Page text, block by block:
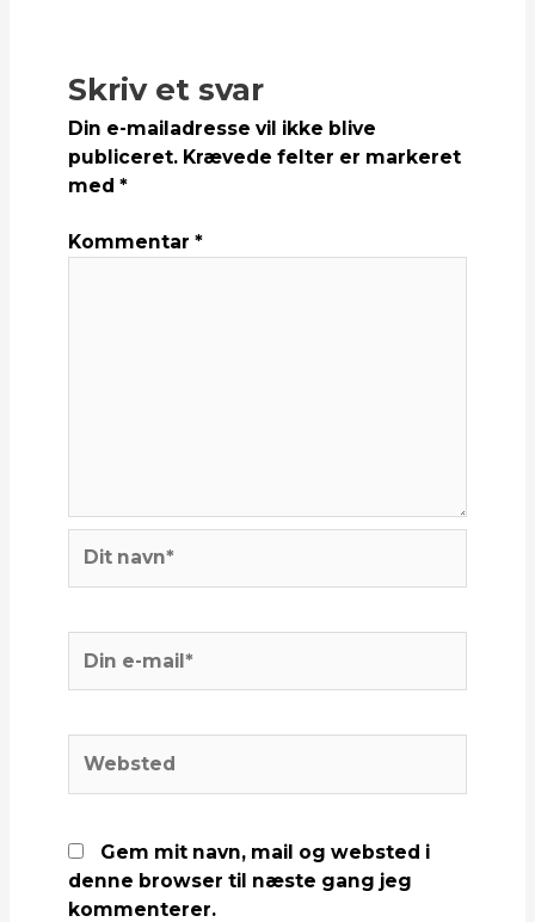
Skriv et svar
Din e-mailadresse vil ikke blive
publiceret. Krævede felter er markeret
med*
Kommentar*
navn*
e-
Gem mit navn, mail og websted i
denne browser til næste gang jeg
kommenterer.